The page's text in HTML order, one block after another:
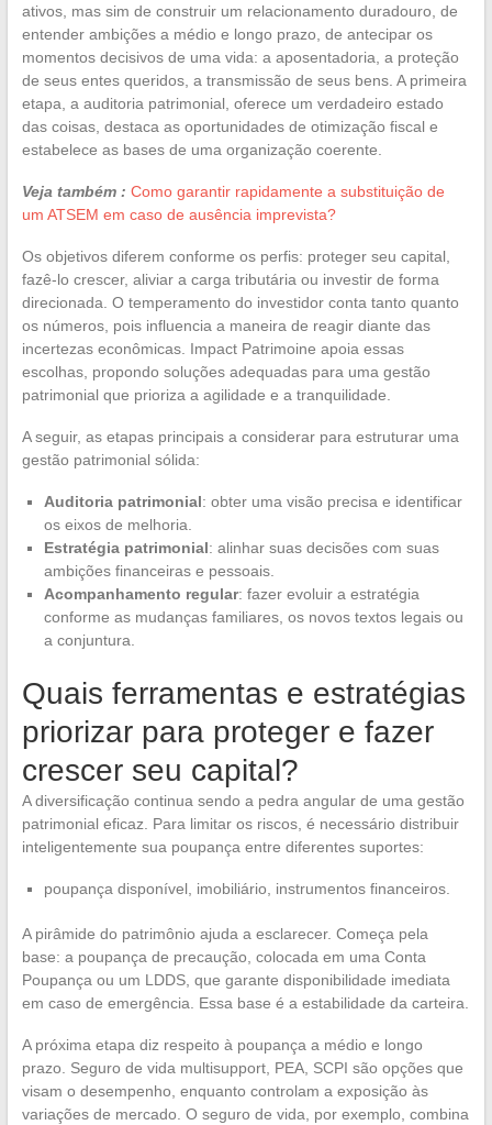
ativos, mas sim de construir um relacionamento duradouro, de
entender ambições a médio e longo prazo, de antecipar os
momentos decisivos de uma vida: a aposentadoria, a proteção
de seus entes queridos, a transmissão de seus bens. A primeira
etapa, a auditoria patrimonial, oferece um verdadeiro estado
das coisas, destaca as oportunidades de otimização fiscal e
estabelece as bases de uma organização coerente.
Veja também : Como garantir rapidamente a substituição de
um ATSEM em caso de ausência imprevista?
Os objetivos diferem conforme os perfis: proteger seu capital,
fazê-lo crescer, aliviar a carga tributária ou investir de forma
direcionada. O temperamento do investidor conta tanto quanto
os números, pois influencia a maneira de reagir diante das
incertezas econômicas. Impact Patrimoine apoia essas
escolhas, propondo soluções adequadas para uma gestão
patrimonial que prioriza a agilidade e a tranquilidade.
A seguir, as etapas principais a considerar para estruturar uma
gestão patrimonial sólida:
Auditoria patrimonial: obter uma visão precisa e identificar
os eixos de melhoria.
Estratégia patrimonial: alinhar suas decisões com suas
ambições financeiras e pessoais.
Acompanhamento regular: fazer evoluir a estratégia
conforme as mudanças familiares, os novos textos legais ou
a conjuntura.
Quais ferramentas e estratégias
priorizar para proteger e fazer
crescer seu capital?
A diversificação continua sendo a pedra angular de uma gestão
patrimonial eficaz. Para limitar os riscos, é necessário distribuir
inteligentemente sua poupança entre diferentes suportes:
poupança disponível, imobiliário, instrumentos financeiros.
A pirâmide do patrimônio ajuda a esclarecer. Começa pela
base: a poupança de precaução, colocada em uma Conta
Poupança ou um LDDS, que garante disponibilidade imediata
em caso de emergência. Essa base é a estabilidade da carteira.
A próxima etapa diz respeito à poupança a médio e longo
prazo. Seguro de vida multisupport, PEA, SCPI são opções que
visam o desempenho, enquanto controlam a exposição às
variações de mercado. O seguro de vida, por exemplo, combina